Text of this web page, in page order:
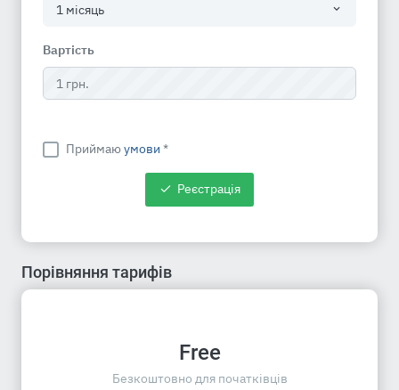
1 місяць
Вартість
Приймаюумови *
Реєстрація
Порівняння тарифів
Free
Безкоштовно для початківців